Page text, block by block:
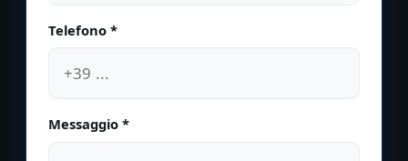
Telefono *
Messaggio *